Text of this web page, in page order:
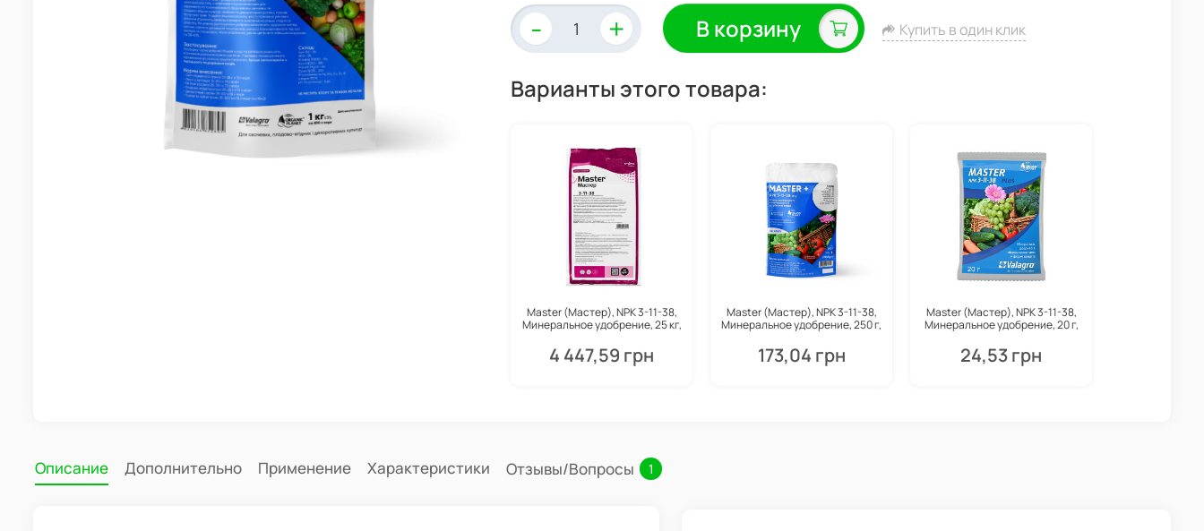
- + В корзину Купить в один клик
Варианты этого товара:
Master (Мастер), NPK 3-11-38,
Минеральное удобрение, 25 кг,
4 447,59 грн
Master (Мастер), NPK 3-11-38,
Минеральное удобрение, 250 г,
173,04 грн
Master (Мастер), NPK 3-11-38,
Минеральное удобрение, 20 г,
24,53 грн
Описание Дополнительно Применение Характеристики Отзывы/Вопросы 1